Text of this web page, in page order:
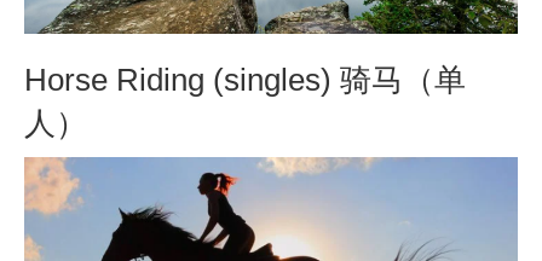
Horse Riding (singles) 骑马（单
人）